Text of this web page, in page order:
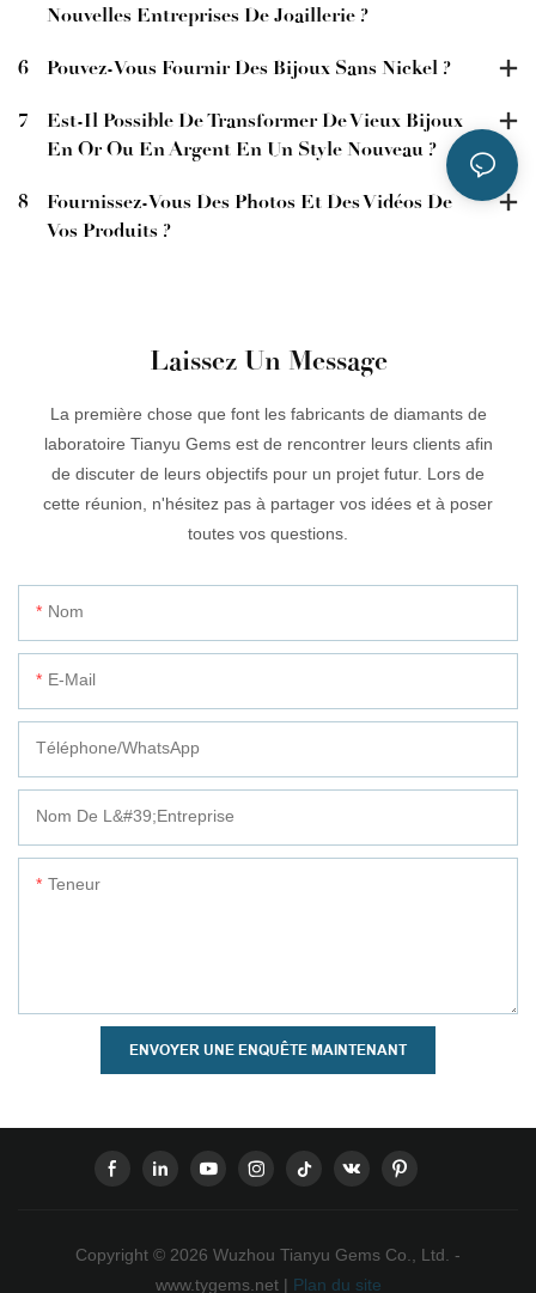
Nouvelles Entreprises De Joaillerie ?
6 Pouvez-Vous Fournir Des Bijoux Sans Nickel ?
7
Est-Il Possible De Transformer De Vieux Bijoux
En Or Ou En Argent En Un Style Nouveau ?
8
Fournissez-Vous Des Photos Et Des Vidéos De
Vos Produits ?
Laissez Un Message
La première chose que font les fabricants de diamants de
laboratoire Tianyu Gems est de rencontrer leurs clients afin
de discuter de leurs objectifs pour un projet futur. Lors de
cette réunion, n'hésitez pas à partager vos idées et à poser
toutes vos questions.
Nom
E-Mail
Téléphone/WhatsApp
Nom De L&#39;entreprise
Teneur
ENVOYER UNE ENQUÊTE MAINTENANT
Copyright © 2026 Wuzhou Tianyu Gems Co., Ltd. -
www.tygems.net | Plan du site